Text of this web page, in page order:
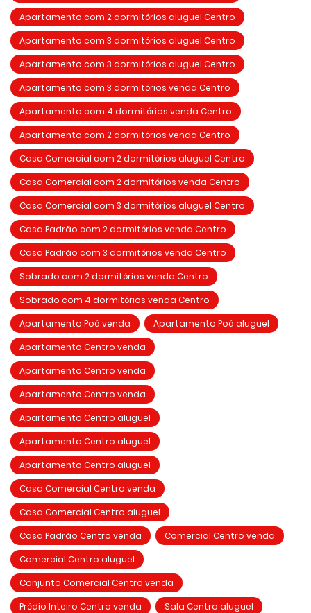
Apartamento com 2 dormitórios aluguel Centro
Apartamento com 3 dormitórios aluguel Centro
Apartamento com 3 dormitórios aluguel Centro
Apartamento com 3 dormitórios venda Centro
Apartamento com 4 dormitórios venda Centro
Apartamento com 2 dormitórios venda Centro
Casa Comercial com 2 dormitórios aluguel Centro
Casa Comercial com 2 dormitórios venda Centro
Casa Comercial com 3 dormitórios aluguel Centro
Casa Padrão com 2 dormitórios venda Centro
Casa Padrão com 3 dormitórios venda Centro
Sobrado com 2 dormitórios venda Centro
Sobrado com 4 dormitórios venda Centro
Apartamento Poá venda
Apartamento Poá aluguel
Apartamento Centro venda
Apartamento Centro venda
Apartamento Centro venda
Apartamento Centro aluguel
Apartamento Centro aluguel
Apartamento Centro aluguel
Casa Comercial Centro venda
Casa Comercial Centro aluguel
Casa Padrão Centro venda
Comercial Centro venda
Comercial Centro aluguel
Conjunto Comercial Centro venda
Prédio Inteiro Centro venda
Sala Centro aluguel